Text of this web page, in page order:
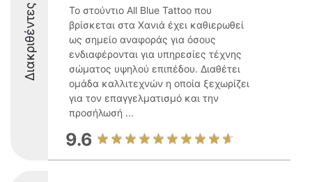
Διακριθέντες
Το στούντιο All Blue Tattoo που
βρίσκεται στα Χανιά έχει καθιερωθεί
ως σημείο αναφοράς για όσους
ενδιαφέρονται για υπηρεσίες τέχνης
σώματος υψηλού επιπέδου. Διαθέτει
ομάδα καλλιτεχνών η οποία ξεχωρίζει
για τον επαγγελματισμό και την
προσήλωσή ...
9.6